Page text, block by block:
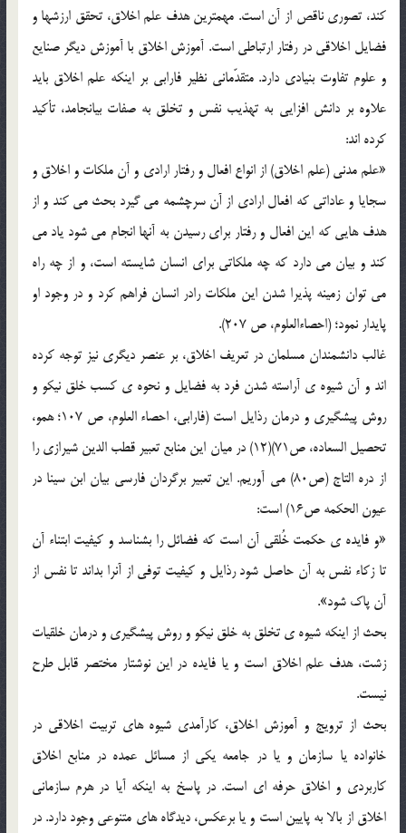
کند، تصوري ناقص از آن است. مهمترين هدف علم اخلاق، تحقق ارزشها و
فضايل اخلاقي در رفتار ارتباطي است. آموزش اخلاق با آموزش ديگر صنايع
و علوم تفاوت بنيادي دارد. متقدّماني نظير فارابي بر اينکه علم اخلاق بايد
علاوه بر دانش افزايي به تهذيب نفس و تخلق به صفات بيانجامد، تأکيد
کرده اند:
«علم مدني (علم اخلاق) از انواع افعال و رفتار ارادي و آن ملکات و اخلاق و
سجايا و عاداتي که افعال ارادي از آن سرچشمه مي گيرد بحث مي کند و از
هدف هايي که اين افعال و رفتار براي رسيدن به آنها انجام مي شود ياد مي
کند و بيان مي دارد که چه ملکاتي براي انسان شايسته است، و از چه راه
مي توان زمينه پذيرا شدن اين ملکات رادر انسان فراهم کرد و در وجود او
پايدار نمود؛ (احصاءالعلوم، ص 207).
غالب دانشمندان مسلمان در تعريف اخلاق، بر عنصر ديگري نيز توجه کرده
اند و آن شيوه ي آراسته شدن فرد به فضايل و نحوه ي کسب خلق نيکو و
روش پيشگيري و درمان رذايل است (فارابي، احصاء العلوم، ص 107؛ همو،
تحصيل السعاده، ص71)(12) در ميان اين منابع تعبير قطب الدين شيرازي را
از دره التاج (ص80) مي آوريم. اين تعبير برگردان فارسي بيان ابن سينا در
عيون الحکمه ص16) است:
«و فايده ي حکمت خُلقي آن است که فضائل را بشناسد و کيفيت ابتناء آن
تا زکاء نفس به آن حاصل شود رذايل و کيفيت توفي از آنرا بداند تا نفس از
آن پاک شود».
بحث از اينکه شيوه ي تخلق به خلق نيکو و روش پيشگيري و درمان خلقيات
زشت، هدف علم اخلاق است و يا فايده در اين نوشتار مختصر قابل طرح
نيست.
بحث از ترويج و آموزش اخلاق، کارآمدي شيوه هاي تربيت اخلاقي در
خانواده يا سازمان و يا در جامعه يکي از مسائل عمده در منابع اخلاق
کاربردي و اخلاق حرفه اي است. در پاسخ به اينکه آيا در هرم سازماني
اخلاق از بالا به پايين است و يا برعکس، ديدگاه هاي متنوعي وجود دارد. در